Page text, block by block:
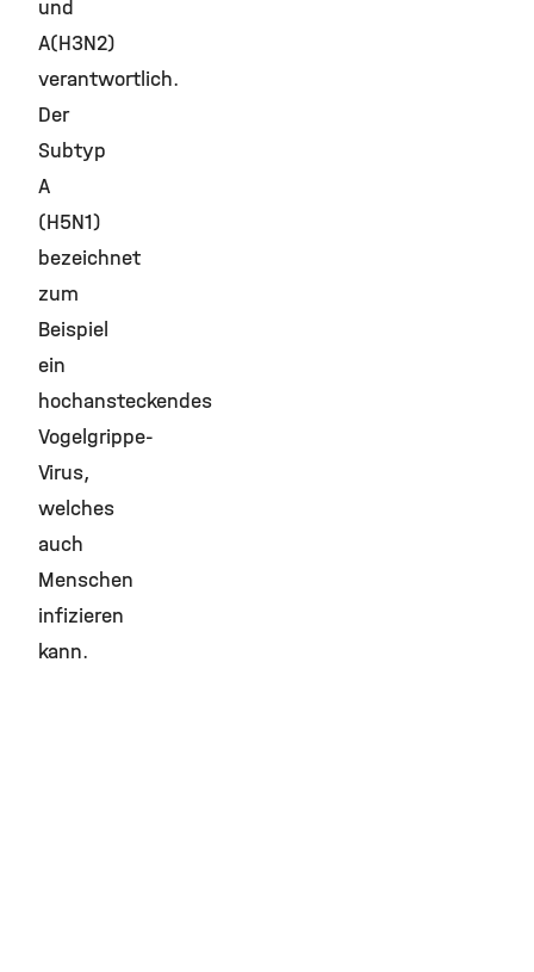
und
A(H3N2)
verantwortlich.
Der
Subtyp
A
(H5N1)
bezeichnet
zum
Beispiel
ein
hochansteckendes
Vogelgrippe-
Virus,
welches
auch
Menschen
infizieren
kann.